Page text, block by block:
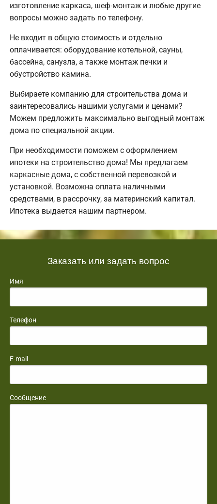
изготовление каркаса, шеф-монтаж и любые другие
вопросы можно задать по телефону.
Не входит в общую стоимость и отдельно
оплачивается: оборудование котельной, сауны,
бассейна, санузла, а также монтаж печки и
обустройство камина.
Выбираете компанию для строительства дома и
заинтересовались нашими услугами и ценами?
Можем предложить максимально выгодный монтаж
дома по специальной акции.
При необходимости поможем с оформлением
ипотеки на строительство дома! Мы предлагаем
каркасные дома, с собственной перевозкой и
установкой. Возможна оплата наличными
средствами, в рассрочку, за материнский капитал.
Ипотека выдается нашим партнером.
Заказать или задать вопрос
Имя
Телефон
E-mail
Сообщение